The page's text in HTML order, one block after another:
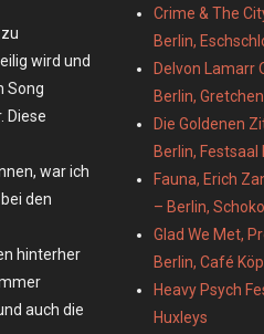
wird und
Song
Diese
war ich
den
hinterher
auch die
Crime & The
Berlin,
Delvon Lamarr
Berlin, Gretchen
Die Goldenen
Berlin,
Fauna, Erich
– Berlin,
Glad We Met,
Berlin, Café
Heavy Psych
Huxleys